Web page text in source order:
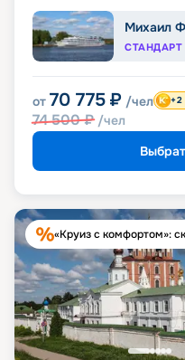
Михаил
СТАНДАРТ
от 70 775 ₽ /чел
74 500₽ /чел
+2
«Круиз с комфортом»: